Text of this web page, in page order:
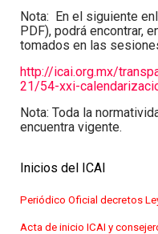
Nota: En el siguiente
PDF), podrá encontrar,
tomados en las
http://icai.org.mx/
21/54-xxi-
Nota: Toda la
encuentra vigente.
Inicios del ICAI
Periódico Oficial decretos
Acta de inicio ICAI y